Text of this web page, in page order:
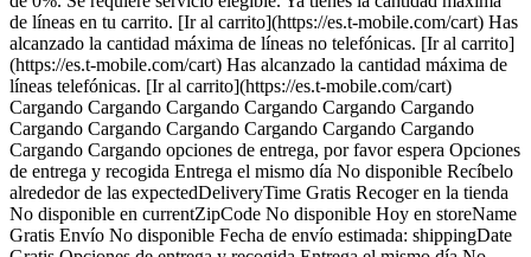
de líneas en tu carrito. [Ir al carrito](https://es.t-mobile.com/cart) Has
alcanzado la cantidad máxima de líneas no telefónicas. [Ir al carrito]
(https://es.t-mobile.com/cart) Has alcanzado la cantidad máxima de
líneas telefónicas. [Ir al carrito](https://es.t-mobile.com/cart)
Cargando Cargando Cargando Cargando Cargando Cargando
Cargando Cargando Cargando Cargando Cargando Cargando
Cargando Cargando opciones de entrega, por favor espera Opciones
de entrega y recogida Entrega el mismo día No disponible Recíbelo
alrededor de las expectedDeliveryTime Gratis Recoger en la tienda
No disponible en currentZipCode No disponible Hoy en storeName
Gratis Envío No disponible Fecha de envío estimada: shippingDate